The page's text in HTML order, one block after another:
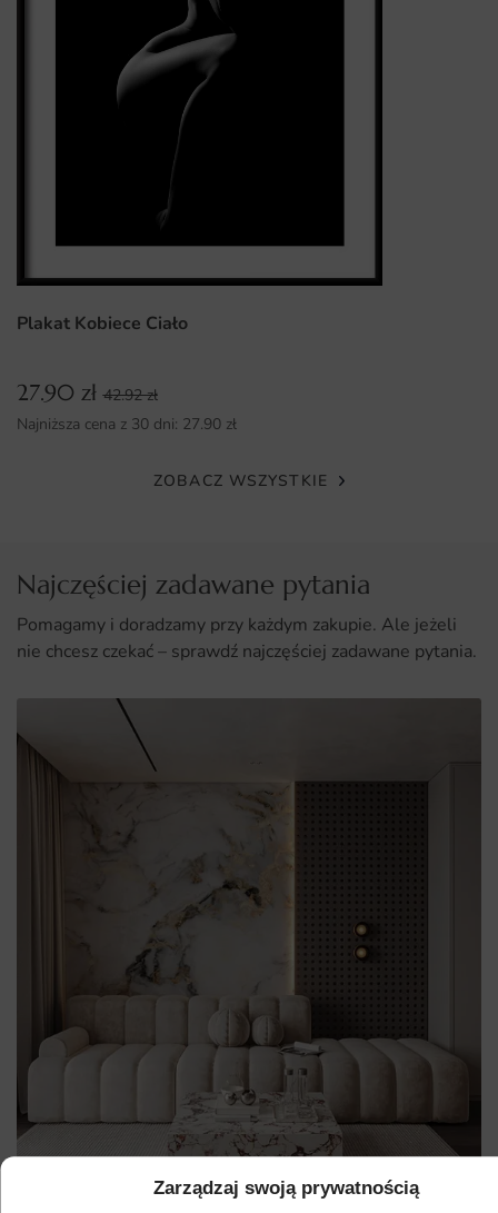
Zarządzaj swoją prywatnością
Plakat Kobiece Ciało
27.90 zł 42.92zł
Najniższa cena z 30 dni: 27.90 zł
ZOBACZ WSZYSTKIE
Najczęściej zadawane pytania
Pomagamy i doradzamy przy każdym zakupie. Ale jeżeli
nie chcesz czekać – sprawdź najczęściej zadawane pytania.